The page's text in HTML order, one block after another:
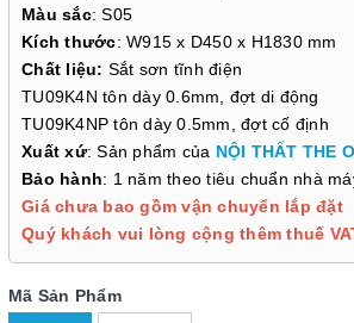
Màu sắc: S05
Kích thước: W915 x D450 x H1830 mm
Chất liệu: Sắt sơn tĩnh điện
TU09K4N tôn dày 0.6mm, đợt di động
TU09K4NP tôn dày 0.5mm, đợt cố định
Xuất xứ: Sản phẩm của NỘI THẤT THE
Bảo hành: 1 năm theo tiêu chuẩn nhà
Giá chưa bao gồm vận chuyển lắp đặt
Quý khách vui lòng cộng thêm thuế
Mã Sản Phẩm